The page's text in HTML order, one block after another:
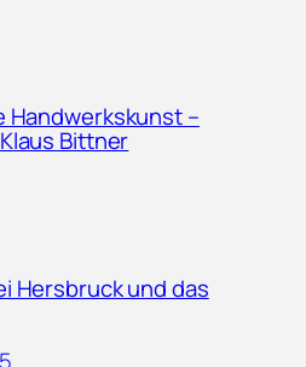
Handwerkskunst –
Bittner
Hersbruck und das